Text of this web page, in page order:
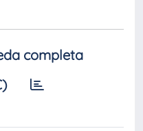
completa